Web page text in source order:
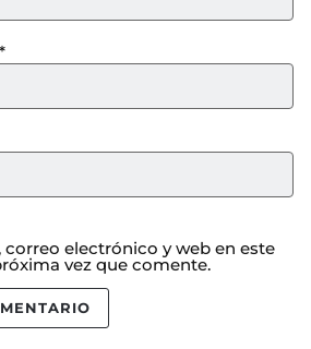
*
electrónico y web en este
vez que comente.